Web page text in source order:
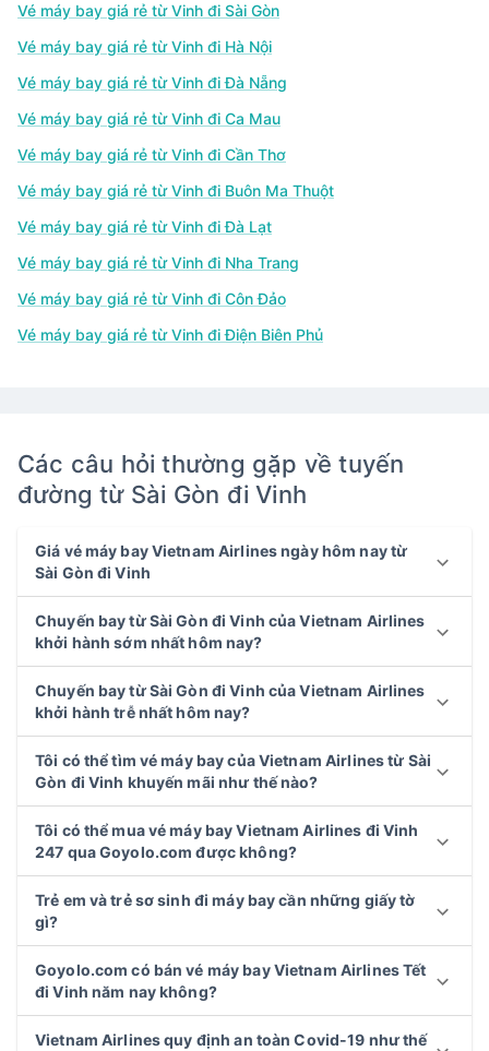
Vé máy bay giá rẻ từ Vinh đi Sài Gòn
Vé máy bay giá rẻ từ Vinh đi Hà Nội
Vé máy bay giá rẻ từ Vinh đi Đà Nẵng
Vé máy bay giá rẻ từ Vinh đi Ca Mau
Vé máy bay giá rẻ từ Vinh đi Cần Thơ
Vé máy bay giá rẻ từ Vinh đi Buôn Ma Thuột
Vé máy bay giá rẻ từ Vinh đi Đà Lạt
Vé máy bay giá rẻ từ Vinh đi Nha Trang
Vé máy bay giá rẻ từ Vinh đi Côn Đảo
Vé máy bay giá rẻ từ Vinh đi Điện Biên Phủ
Các câu hỏi thường gặp về tuyến
đường từ Sài Gòn đi Vinh
Giá vé máy bay Vietnam Airlines ngày hôm nay từ
Sài Gòn đi Vinh
Chuyến bay từ Sài Gòn đi Vinh của Vietnam Airlines
khởi hành sớm nhất hôm nay?
Chuyến bay từ Sài Gòn đi Vinh của Vietnam Airlines
khởi hành trễ nhất hôm nay?
Tôi có thể tìm vé máy bay của Vietnam Airlines từ Sài
Gòn đi Vinh khuyến mãi như thế nào?
Tôi có thể mua vé máy bay Vietnam Airlines đi Vinh
247 qua Goyolo.com được không?
Trẻ em và trẻ sơ sinh đi máy bay cần những giấy tờ
gì?
Goyolo.com có bán vé máy bay Vietnam Airlines Tết
đi Vinh năm nay không?
Vietnam Airlines quy định an toàn Covid-19 như thế